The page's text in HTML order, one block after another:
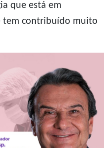
que está em
tem contribuído muito